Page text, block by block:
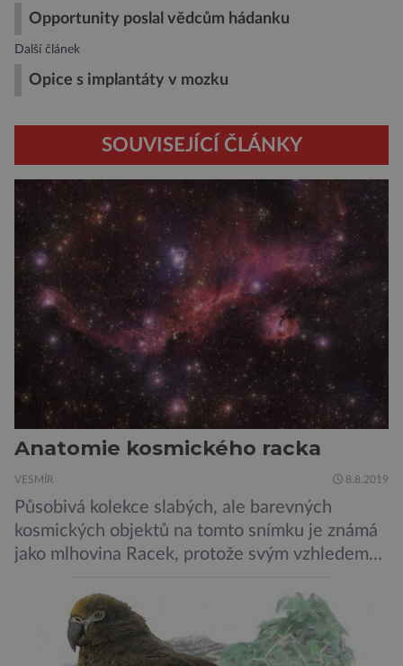
Opportunity poslal vědcům hádanku
Další článek
Opice s implantáty v mozku
SOUVISEJÍCÍ ČLÁNKY
Anatomie kosmického racka
VESMÍR 8.8.2019
Působivá kolekce slabých, ale barevných
kosmických objektů na tomto snímku je známá
jako mlhovina Racek, protože svým vzhledem
prachu, vodíku, hélia a malého množství těžších
chemických prvků. Celá oblast je místem zrodu
nových hvězd. Mimořádné rozlišení tohoto